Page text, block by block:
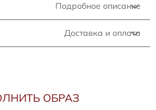
Подробное описание
Доставка и оплата
ОБРАЗ